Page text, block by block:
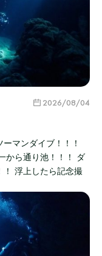
2026/08/04
マンダイブ！！！
から通り池！！！ ダ
！ 浮上したら記念撮